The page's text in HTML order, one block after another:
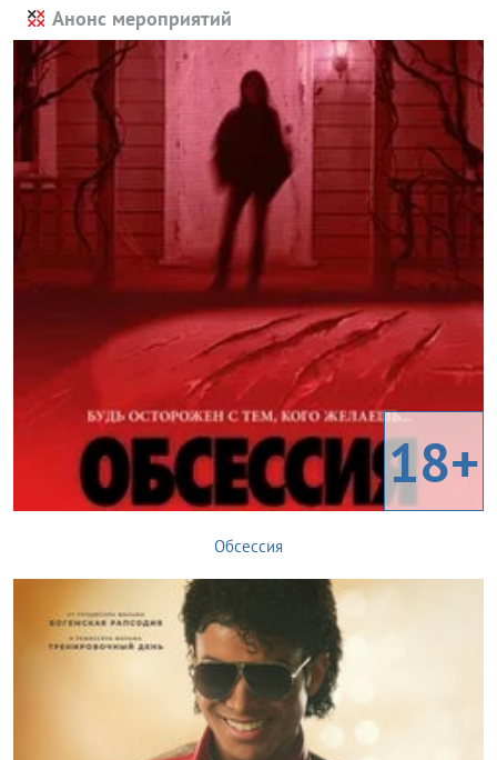
Анонс мероприятий
18+
Обсессия